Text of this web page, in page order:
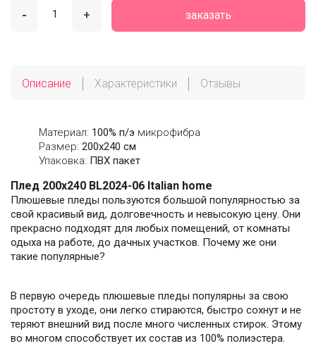
- + заказать
Описание Характеристики Отзывы
Материал: 100% п/э микрофибра
Размер: 200х240 см
Упаковка: ПВХ пакет
Плед 200х240 BL2024-06 Italian home
Плюшевые пледы пользуются большой популярностью за
свой красивый вид, долговечность и невысокую цену. Они
прекрасно подходят для любых помещений, от комнаты
одыха на работе, до дачных участков. Почему же они
такие популярные?
В первую очередь плюшевые пледы популярны за свою
простоту в уходе, они легко стираются, быстро сохнут и не
теряют внешний вид после много численных стирок. Этому
во многом способствует их состав из 100% полиэстера.